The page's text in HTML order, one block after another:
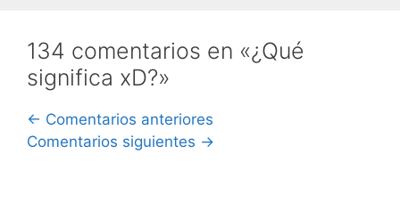
134 comentarios en «¿Qué
significa xD?»
Navegación
de
← Comentarios anteriores
Comentarios siguientes →